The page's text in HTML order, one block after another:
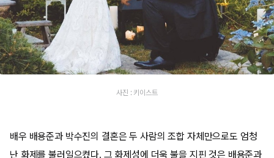
사진 : 키이스트
배우 배용준과 박수진의 결혼은 두 사람의 조합 자체만으로도 엄청
난 화제를 불러일으켰다. 그 화제성에 더욱 불을 지핀 것은 배용준과